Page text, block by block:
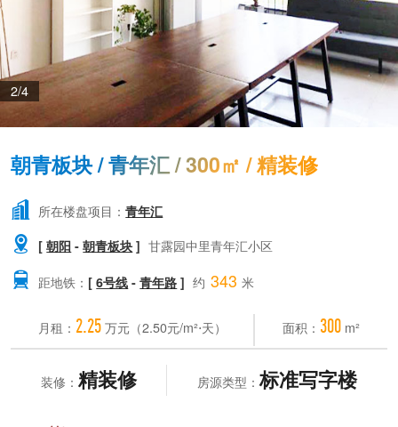
2/4
朝青板块 / 青年汇 / 300㎡ / 精装修
 所在楼盘项目：青年汇
 [朝阳 -朝青板块 ] 甘露园中里青年汇小区
 距地铁： [6号线 -青年路 ] 约 343 米
月租： 2.25 万元（2.50元/m²⋅天） 面积： 300 m²
装修： 精装修 房源类型：标准写字楼